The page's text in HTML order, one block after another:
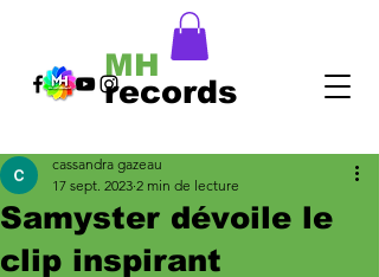
records
MH
Samyster dévoile le
clip inspirant
cassandra gazeau
17 sept. 2023 2 min de lecture